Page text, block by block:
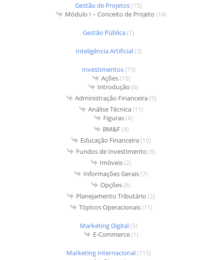
Gestão de Projetos(15)
Módulo I – Conceito de Projeto (14)
Gestão Pública(1)
Inteligência Artificial(3)
Investimentos(75)
Ações(10)
Introdução (6)
Administração Financeira(5)
Análise Técnica(11)
Figuras(4)
BM&F(4)
Educação Financeira(10)
Fundos de Investimento (9)
Imóveis(2)
Informações Gerais(7)
Opções(6)
Planejamento Tributário (2)
Tópicos Operacionais(11)
Marketing Digital(5)
E-Commerce(1)
Marketing Internacional(115)